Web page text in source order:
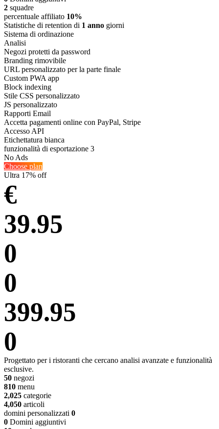
2 squadre
percentuale affiliato 10%
Statistiche di retention di 1 anno giorni
Sistema di ordinazione
Analisi
Negozi protetti da password
Branding rimovibile
URL personalizzato per la parte finale
Custom PWA app
Block indexing
Stile CSS personalizzato
JS personalizzato
Rapporti Email
Accetta pagamenti online con PayPal, Stripe
Accesso API
Etichettatura bianca
funzionalità di esportazione 3
No Ads
Choose plan
Ultra 17% off
€
39.95
0
0
399.95
0
Progettato per i ristoranti che cercano analisi avanzate e funzionalità
esclusive.
50 negozi
810 menu
2,025 categorie
4,050 articoli
domini personalizzati 0
0 Domini aggiuntivi